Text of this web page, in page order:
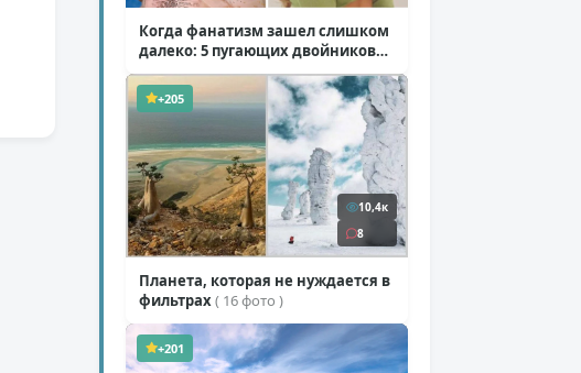
Когда фанатизм зашел слишком
далеко: 5 пугающих двойников
звезд( 10 фото )
+205
10,4к
8
Планета, которая не нуждается в
фильтрах( 16 фото )
+201